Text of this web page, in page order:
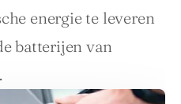
energie te leveren
batterijen van